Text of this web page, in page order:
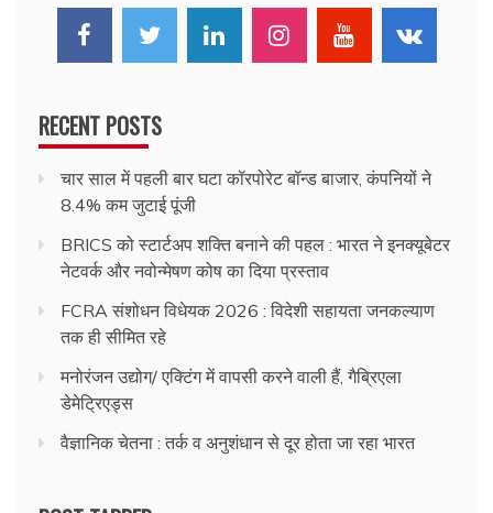
RECENT POSTS
चार साल में पहली बार घटा कॉरपोरेट बॉन्ड बाजार, कंपनियों ने
8.4% कम जुटाई पूंजी
BRICS को स्टार्टअप शक्ति बनाने की पहल : भारत ने इनक्यूबेटर
नेटवर्क और नवोन्मेषण कोष का दिया प्रस्ताव
FCRA संशोधन विधेयक 2026 : विदेशी सहायता जनकल्याण
तक ही सीमित रहे
मनोरंजन उद्योग/ एक्टिंग में वापसी करने वाली हैं, गैब्रिएला
डेमेट्रिएड्स
वैज्ञानिक चेतना : तर्क व अनुशंधान से दूर होता जा रहा भारत